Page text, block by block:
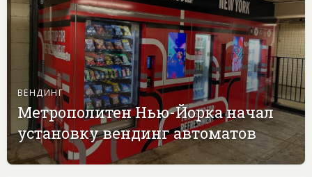
ВЕНДИНГ
Метрополитен Нью-Йорка начал
установку вендинг автоматов